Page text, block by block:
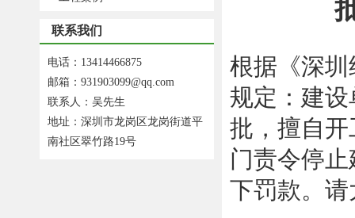
联系我们
电话：13414466875
邮箱：931903099@qq.com
联系人：吴先生
地址：深圳市龙岗区龙岗街道平
南社区翠竹路19号
根据《深
规定：建
批，擅自
门责令停
下罚款。